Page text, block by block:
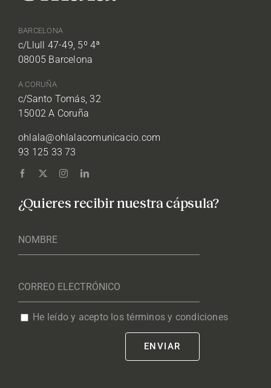
BARCELONA
c/Llull 47-49, 5º 4ª
08005 Barcelona
A CORUÑA
c/Santo Tomás, 32
15002 A Coruña
ohlala@ohlalacomunicacio.com
93 125 33 73
¿Quieres recibir nuestra cápsula?
He leído y acepto los términos y condiciones